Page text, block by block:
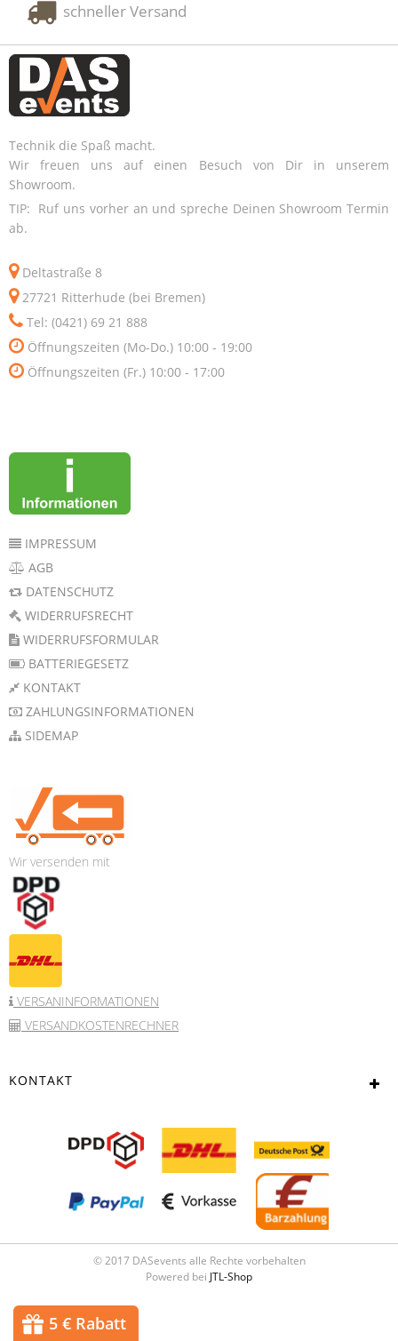
schneller Versand
Technik die Spaß macht.
Wir freuen uns auf einen Besuch von Dir in unserem
Showroom.
TIP: Ruf uns vorher an und spreche Deinen Showroom Termin
ab.
Deltastraße 8
27721 Ritterhude (bei Bremen)
Tel: (0421) 69 21 888
Öffnungszeiten (Mo-Do.) 10:00 - 19:00
Öffnungszeiten (Fr.) 10:00 - 17:00
IMPRESSUM
AGB
DATENSCHUTZ
WIDERRUFSRECHT
WIDERRUFSFORMULAR
BATTERIEGESETZ
KONTAKT
ZAHLUNGSINFORMATIONEN
SIDEMAP
Wir versenden mit
VERSANINFORMATIONEN
VERSANDKOSTENRECHNER
KONTAKT
© 2017 DASevents alle Rechte vorbehalten
Powered bei JTL-Shop
5 € Rabatt